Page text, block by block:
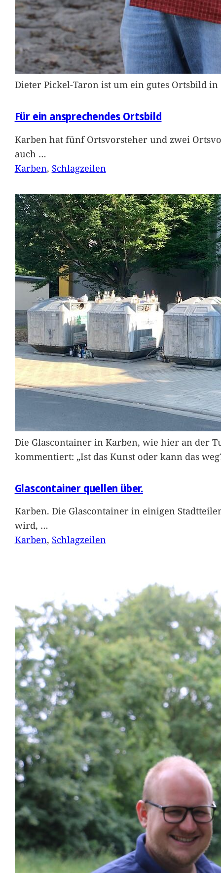
Dieter Pickel-Taron ist um ein gutes Ortsbild
Für ein ansprechendes Ortsbild
Karben hat fünf Ortsvorsteher und zwei
auch …
Karben, Schlagzeilen
Die Glascontainer in Karben, wie hier an der
kommentiert: „Ist das Kunst oder kann das
Glascontainer quellen über.
Karben. Die Glascontainer in einigen
wird, …
Karben, Schlagzeilen